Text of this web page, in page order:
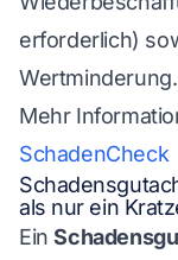
erforderlich)
Wertminderung.
Mehr
SchadenCheck
als nur ein
Ein